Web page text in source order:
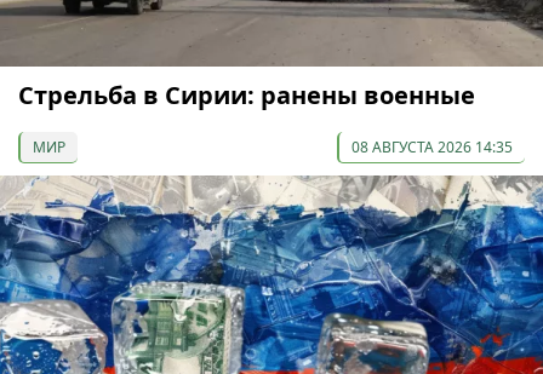
Стрельба в Сирии: ранены военные
МИР 08 АВГУСТА 2026 14:35